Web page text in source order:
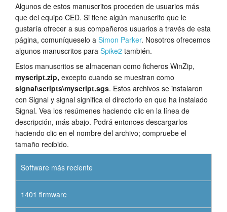
Algunos de estos manuscritos proceden de usuarios más
que del equipo CED. Si tiene algún manuscrito que le
gustaría ofrecer a sus compañeros usuarios a través de esta
página, comuníqueselo a Simon Parker. Nosotros ofrecemos
algunos manuscritos para Spike2 también.
Estos manuscritos se almacenan como ficheros WinZip,
myscript.zip, excepto cuando se muestran como
signal\scripts\myscript.sgs. Estos archivos se instalaron
con Signal y signal significa el directorio en que ha instalado
Signal. Vea los resúmenes haciendo clic en la línea de
descripción, más abajo. Podrá entonces descargarlos
haciendo clic en el nombre del archivo; compruebe el
tamaño recibido.
Software más reciente
1401 firmware